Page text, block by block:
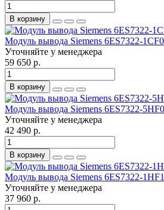
В корзину
Модуль вывода Siemens 6ES7322-
Уточняйте у менеджера
59 650 р.
В корзину
Модуль вывода Siemens 6ES7322-
Уточняйте у менеджера
42 490 р.
В корзину
Модуль вывода Siemens 6ES7322-
Уточняйте у менеджера
37 960 р.